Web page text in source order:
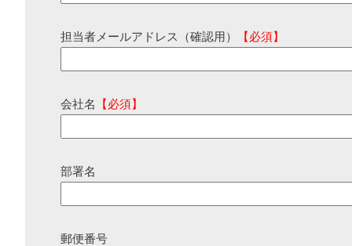
担当者メールアドレス（確認用） 【必須】
会社名 【必須】
部署名
郵便番号